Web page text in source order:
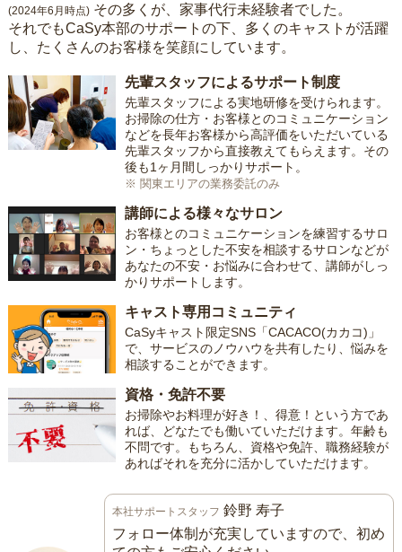
(2024年6月時点) その多くが、家事代行未経験者でした。
それでもCaSy本部のサポートの下、多くのキャストが活躍
し、たくさんのお客様を笑顔にしています。
先輩スタッフによるサポート制度
先輩スタッフによる実地研修を受けられます。
お掃除の仕方・お客様とのコミュニケーション
などを長年お客様から高評価をいただいている
先輩スタッフから直接教えてもらえます。その
後も1ヶ月間しっかりサポート。
※ 関東エリアの業務委託のみ
講師による様々なサロン
お客様とのコミュニケーションを練習するサロ
ン・ちょっとした不安を相談するサロンなどが
あなたの不安・お悩みに合わせて、講師がしっ
かりサポートします。
キャスト専用コミュニティ
CaSyキャスト限定SNS「CACACO(カカコ)」
で、サービスのノウハウを共有したり、悩みを
相談することができます。
資格・免許不要
お掃除やお料理が好き！、得意！という方であ
れば、どなたでも働いていただけます。年齢も
不問です。もちろん、資格や免許、職務経験が
あればそれを充分に活かしていただけます。
本社サポートスタッフ 鈴野 寿子
フォロー体制が充実していますので、初め